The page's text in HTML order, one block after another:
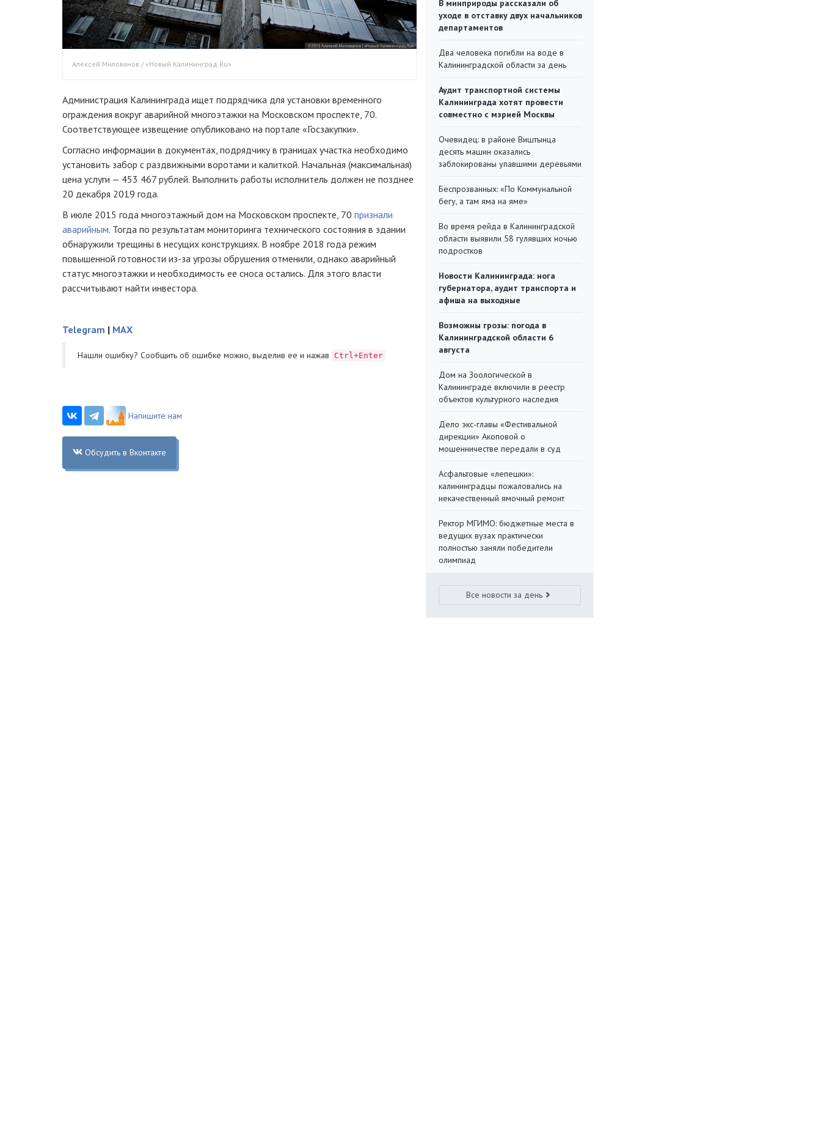
Алексей Милованов / «Новый Калининград.Ru»
Администрация Калининграда ищет подрядчика для установки временного
ограждения вокруг аварийной многоэтажки на Московском проспекте, 70.
Соответствующее извещение опубликовано на портале «Госзакупки».
Согласно информации в документах, подрядчику в границах участка необходимо
установить забор с раздвижными воротами и калиткой. Начальная (максимальная)
цена услуги — 453 467 рублей. Выполнить работы исполнитель должен не позднее
20 декабря 2019 года.
В июле 2015 года многоэтажный дом на Московском проспекте, 70 признали
аварийным. Тогда по результатам мониторинга технического состояния в здании
обнаружили трещины в несущих конструкциях. В ноябре 2018 года режим
повышенной готовности из-за угрозы обрушения отменили, однако аварийный
статус многоэтажки и необходимость ее сноса остались. Для этого власти
рассчитывают найти инвестора.
Telegram | MAX
Нашли ошибку? Cообщить об ошибке можно, выделив ее и нажав Ctrl+Enter
Напишите нам
Обсудить в Вконтакте
В минприроды рассказали об
уходе в отставку двух начальников
департаментов
Два человека погибли на воде в
Калининградской области за день
Аудит транспортной системы
Калининграда хотят провести
совместно с мэрией Москвы
Очевидец: в районе Виштынца
десять машин оказались
заблокированы упавшими деревьями
Беспрозванных: «По Коммунальной
бегу, а там яма на яме»
Во время рейда в Калининградской
области выявили 58 гулявших ночью
подростков
Новости Калининграда: нога
губернатора, аудит транспорта и
афиша на выходные
Возможны грозы: погода в
Калининградской области 6
августа
Дом на Зоологической в
Калининграде включили в реестр
объектов культурного наследия
Дело экс-главы «Фестивальной
дирекции» Акоповой о
мошенничестве передали в суд
Асфальтовые «лепешки»:
калининградцы пожаловались на
некачественный ямочный ремонт
Ректор МГИМО: бюджетные места в
ведущих вузах практически
полностью заняли победители
олимпиад
Все новости за день